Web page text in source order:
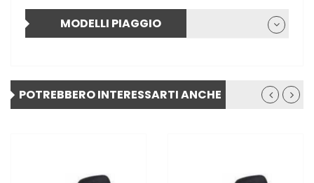
MODELLI PIAGGIO
POTREBBERO INTERESSARTI ANCHE